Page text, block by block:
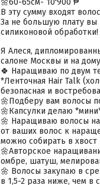
🌼60-65см- 10'900 ₱
В эту сумму входят
За не большую плату
силиконовой
Я Алеся,
салоне Москвы и на
🍀 Наращиваю по двум
*Ленточная Hair Talk
безопасная и
🌼Подберу вам волосы
🌼Капсулки делаю
🌼 Наращиваю волосы
от ваших волос к
можно собирать в хвост
🌼Авторское
омбре, шатуш,
🌼 Волосы закупаю в
в 1,5-2 раза ниже, чем в